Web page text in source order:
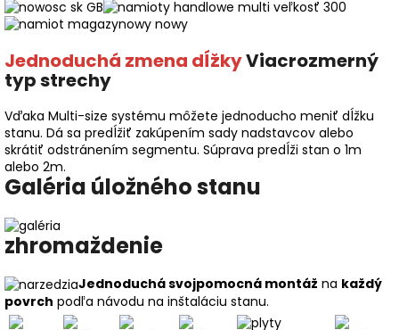
Jednoduchá zmena dĺžkyViacrozmerný
typ strechy
Vďaka Multi-size systému môžete jednoducho meniť dĺžku
stanu. Dá sa predĺžiť zakúpením sady nadstavcov alebo
skrátiť odstránením segmentu. Súprava predĺži stan o 1m
alebo 2m.
Galéria úložného stanu
zhromaždenie
Jednoduchá svojpomocná montáž na každý
povrch podľa návodu na inštaláciu stanu.